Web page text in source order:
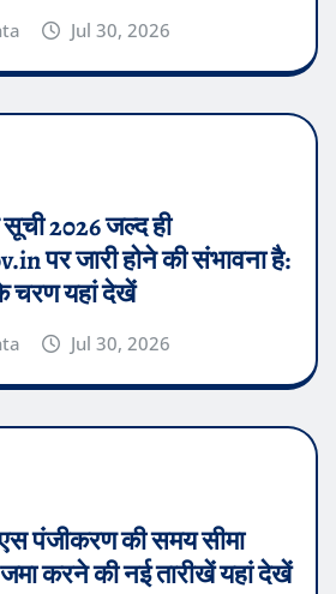
Jul 30, 2026
2026 जल्द ही
पर जारी होने की संभावना है:
चरण यहां देखें
Jul 30, 2026
पंजीकरण की समय सीमा
करने की नई तारीखें यहां देखें